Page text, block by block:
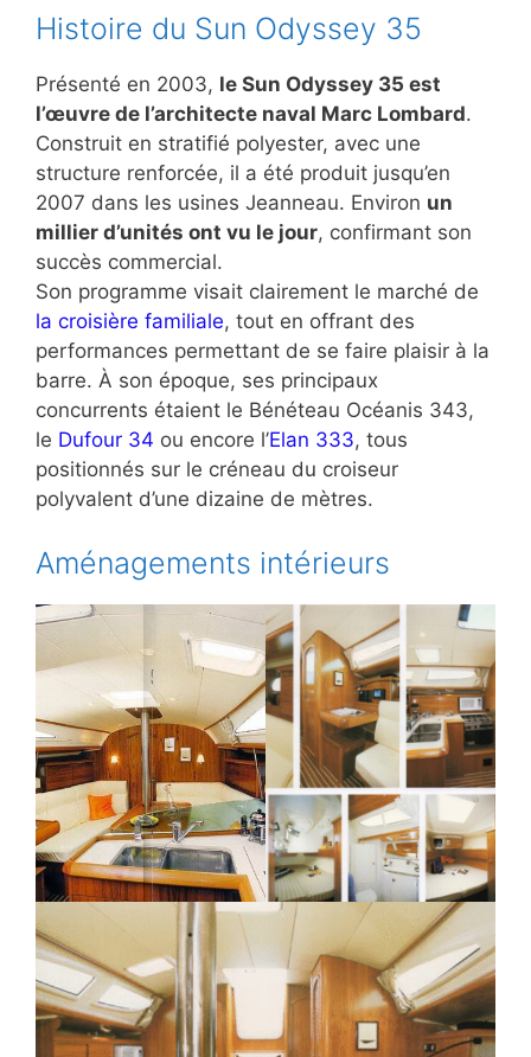
Histoire du Sun Odyssey 35
Présenté en 2003, le Sun Odyssey 35 est
l’œuvre de l’architecte naval Marc Lombard.
Construit en stratifié polyester, avec une
structure renforcée, il a été produit jusqu’en
2007 dans les usines Jeanneau. Environ un
millier d’unités ont vu le jour, confirmant son
succès commercial.
Son programme visait clairement le marché de
la croisière familiale, tout en offrant des
performances permettant de se faire plaisir à la
barre. À son époque, ses principaux
concurrents étaient le Bénéteau Océanis 343,
le Dufour 34 ou encore l’Elan 333, tous
positionnés sur le créneau du croiseur
polyvalent d’une dizaine de mètres.
Aménagements intérieurs